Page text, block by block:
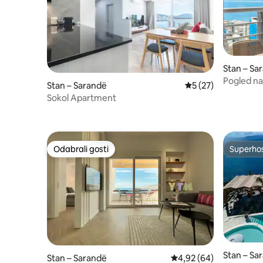
Stan – Sarandë Prosječna ocjena:
5 (27)
Sokol Apartment
Stan –
Pogled
Odabrali gosti
Odabrali gosti
Stan – Sarandë Prosječna ocjena:
4,92 (64) Stan –